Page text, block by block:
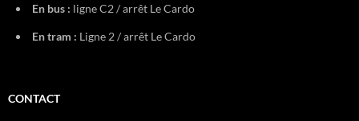
En bus : ligne C2 / arrêt Le Cardo
En tram : Ligne 2 / arrêt Le Cardo
CONTACT